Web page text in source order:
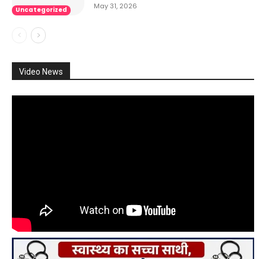
Uncategorized May 31, 2026
Video News